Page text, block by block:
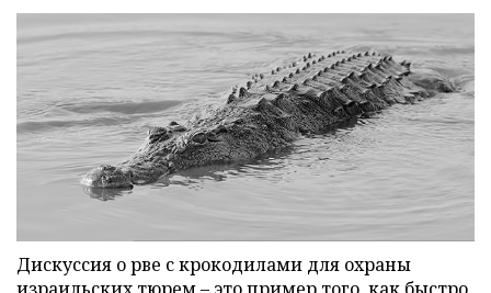
Дискуссия о рве с крокодилами для охраны